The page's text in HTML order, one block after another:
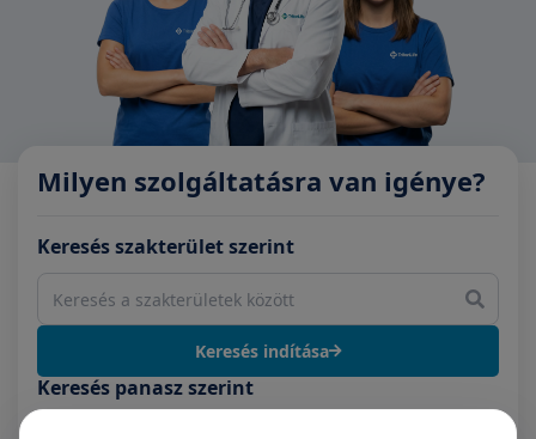
Milyen szolgáltatásra van igénye?
Keresés szakterület szerint
Keresés indítása
Keresés panasz szerint